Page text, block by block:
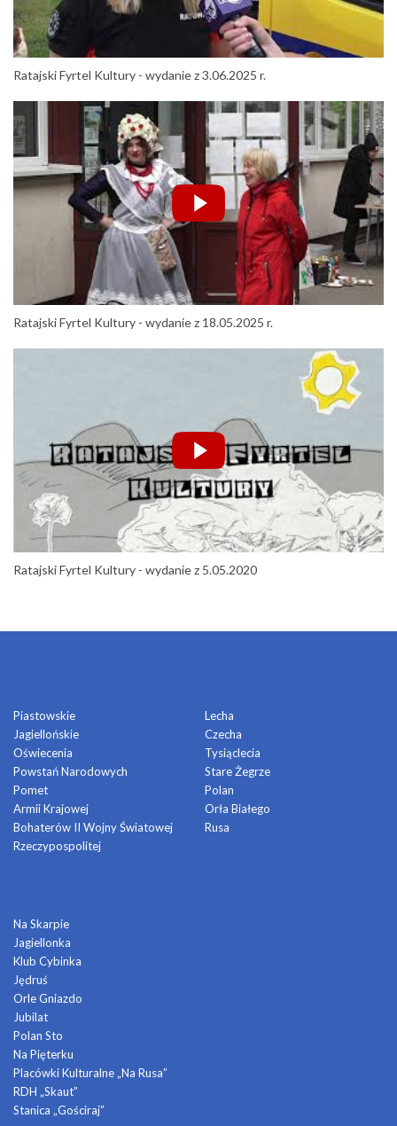
Ratajski Fyrtel Kultury - wydanie z 3.06.2025 r.
Ratajski Fyrtel Kultury - wydanie z 18.05.2025 r.
Ratajski Fyrtel Kultury - wydanie z 5.05.2020
Piastowskie
Jagiellońskie
Oświecenia
Powstań Narodowych
Pomet
Armii Krajowej
Bohaterów II Wojny Światowej
Rzeczypospolitej
Lecha
Czecha
Tysiąclecia
Stare Żegrze
Polan
Orła Białego
Rusa
Na Skarpie
Jagiellonka
Klub Cybinka
Jędruś
Orle Gniazdo
Jubilat
Polan Sto
Na Pięterku
Placówki Kulturalne „Na Rusa”
RDH „Skaut”
Stanica „Gościraj”